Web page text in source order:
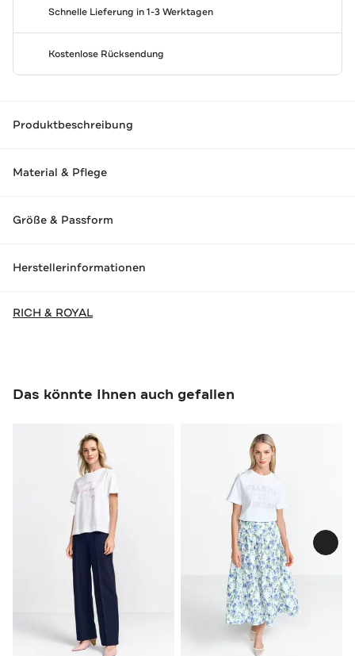
Schnelle Lieferung in 1-3 Werktagen
Kostenlose Rücksendung
Produktbeschreibung
Material & Pflege
Größe & Passform
Herstellerinformationen
RICH & ROYAL
Das könnte Ihnen auch gefallen